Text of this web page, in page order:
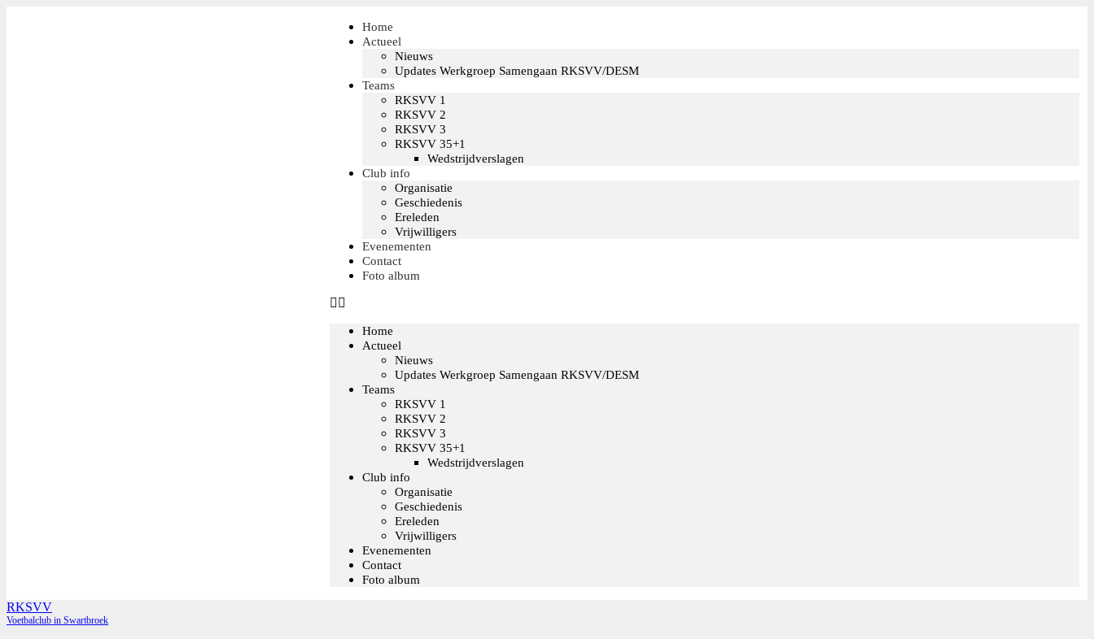
Home
Actueel
Nieuws
Updates Werkgroep Samengaan RKSVV/DESM
Teams
RKSVV 1
RKSVV 2
RKSVV 3
RKSVV 35+1
Wedstrijdverslagen
Club info
Organisatie
Geschiedenis
Ereleden
Vrijwilligers
Evenementen
Contact
Foto album
Home
Actueel
Nieuws
Updates Werkgroep Samengaan RKSVV/DESM
Teams
RKSVV 1
RKSVV 2
RKSVV 3
RKSVV 35+1
Wedstrijdverslagen
Club info
Organisatie
Geschiedenis
Ereleden
Vrijwilligers
Evenementen
Contact
Foto album
RKSVV
Voetbalclub in Swartbroek